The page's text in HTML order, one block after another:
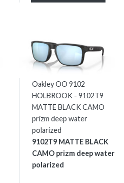
Oakley OO 9102
HOLBROOK - 9102T9
MATTE BLACK CAMO
prizm deep water
polarized
9102T9 MATTE BLACK
CAMO prizm deep water
polarized